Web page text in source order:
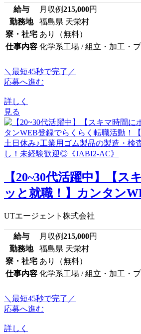
給与 月収例215,000円
勤務地
福島県 天栄村
寮・社宅 あり（無料）
仕事内容 化学系工場 / 組立・加工・
＼最短45秒で完了／
応募へ進む
詳しく
見る
【20~30代活躍中】【ス
ッと就職！】カンタン
UTエージェント株式会社
給与 月収例215,000円
勤務地
福島県 天栄村
寮・社宅 あり（無料）
仕事内容 化学系工場 / 組立・加工・
＼最短45秒で完了／
応募へ進む
詳しく